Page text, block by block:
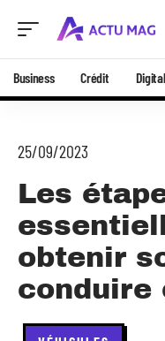
Business Crédit Digital
25/09/2023
Les
obtenir
conduire